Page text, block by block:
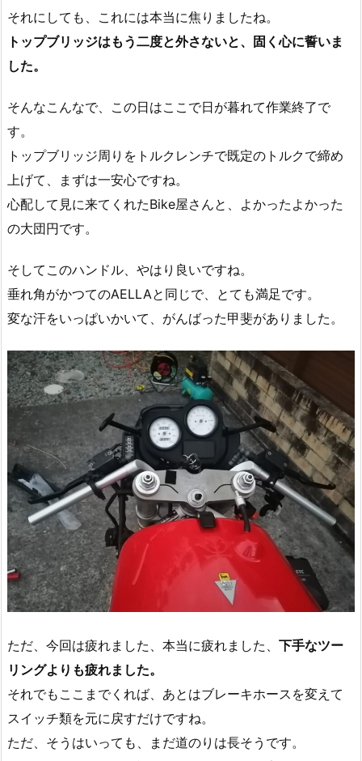
それにしても、これには本当に焦りましたね。
トップブリッジはもう二度と外さないと、固く心に誓いま
した。
そんなこんなで、この日はここで日が暮れて作業終了で
す。
トップブリッジ周りをトルクレンチで既定のトルクで締め
上げて、まずは一安心ですね。
心配して見に来てくれたBike屋さんと、よかったよかった
の大団円です。
そしてこのハンドル、やはり良いですね。
垂れ角がかつてのAELLAと同じで、とても満足です。
変な汗をいっぱいかいて、がんばった甲斐がありました。
ただ、今回は疲れました、本当に疲れました、 下手なツー
リングよりも疲れました。
それでもここまでくれば、あとはブレーキホースを変えて
スイッチ類を元に戻すだけですね。
ただ、そうはいっても、まだ道のりは長そうです。